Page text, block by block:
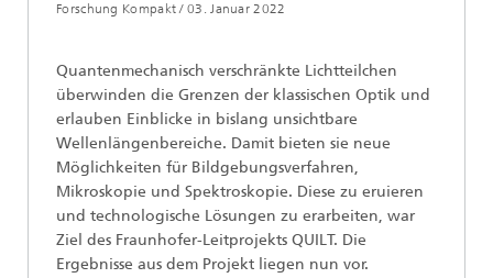
Forschung Kompakt / 03. Januar 2022
Quantenmechanisch verschränkte Lichtteilchen
überwinden die Grenzen der klassischen Optik und
erlauben Einblicke in bislang unsichtbare
Wellenlängenbereiche. Damit bieten sie neue
Möglichkeiten für Bildgebungsverfahren,
Mikroskopie und Spektroskopie. Diese zu eruieren
und technologische Lösungen zu erarbeiten, war
Ziel des Fraunhofer-Leitprojekts QUILT. Die
Ergebnisse aus dem Projekt liegen nun vor.